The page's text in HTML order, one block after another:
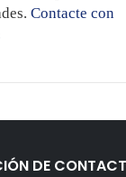
Contacte con
DE